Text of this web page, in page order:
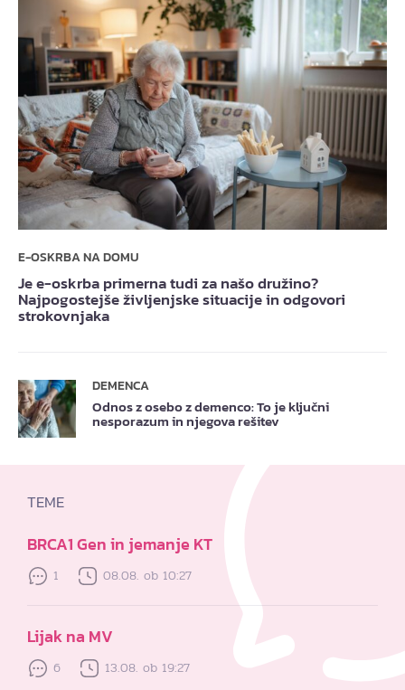
E-OSKRBA NA DOMU
Je e-oskrba primerna tudi za našo družino?
Najpogostejše življenjske situacije in odgovori
strokovnjaka
DEMENCA
Odnos z osebo z demenco: To je ključni
nesporazum in njegova rešitev
TEME
BRCA1 Gen in jemanje KT
1 08.08. ob 10:27
Lijak na MV
6 13.08. ob 19:27